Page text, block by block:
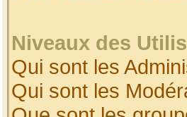
Niveaux des
Qui sont les
Qui sont les